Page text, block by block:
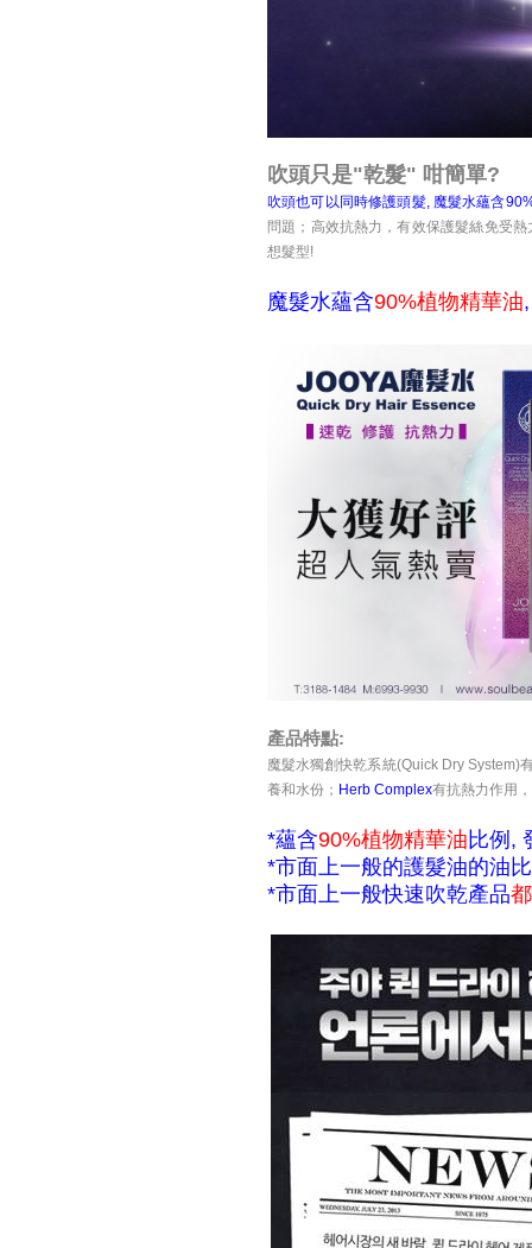
吹頭只是"乾髮" 咁簡單?
吹頭也可以同時修護頭髮, 魔髮水蘊含
問題；高效抗熱力，有效保護髮絲免受熱
想髮型!
魔髮水蘊含90%植物精華油
產品特點:
魔髮水獨創快乾系統(Quick Dry System)
養和水份； Herb Complex有抗熱力作用
*蘊含90%植物精華油 比例,
*市面上一般的護髮油的油
*市面上一般快速吹乾產品都